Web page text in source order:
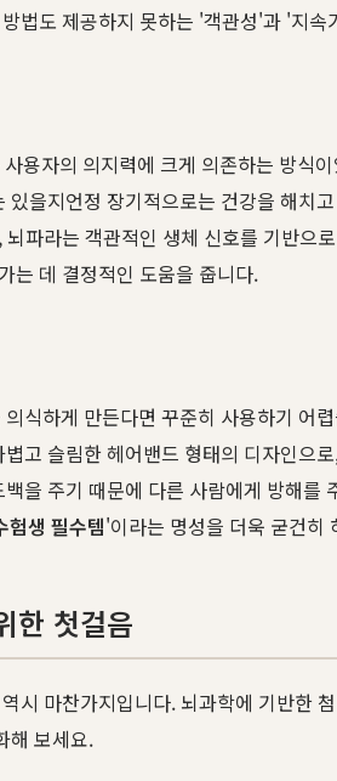
법도 제공하지 못하는 '객관성'과 '지속
자의 의지력에 크게 의존하는 방식
을지언정 장기적으로는 건강을 해치
파라는 객관적인 생체 신호를 기반
는 데 결정적인 도움을 줍니다.
식하게 만든다면 꾸준히 사용하기
볍고 슬림한 헤어밴드 형태의 디자인으
을 주기 때문에 다른 사람에게 방해를
험생 필수템'이라는 명성을 더욱 굳건히
한 첫걸음
역시 마찬가지입니다. 뇌과학에 기반한
해 보세요.